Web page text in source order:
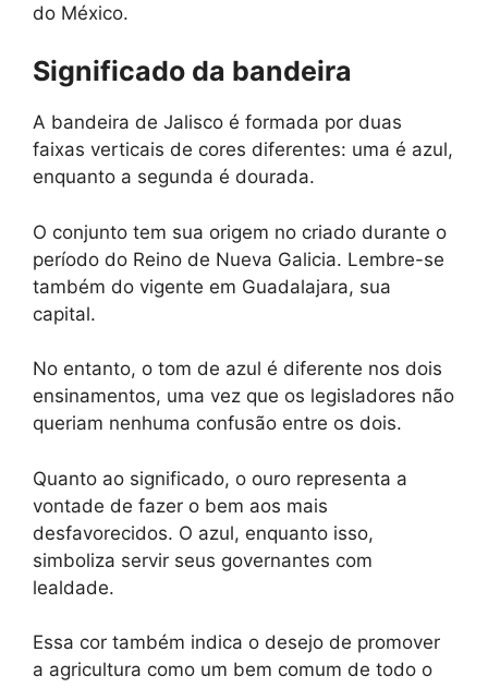
do México.
Significado da bandeira
A bandeira de Jalisco é formada por duas
faixas verticais de cores diferentes: uma é azul,
enquanto a segunda é dourada.
O conjunto tem sua origem no criado durante o
período do Reino de Nueva Galicia. Lembre-se
também do vigente em Guadalajara, sua
capital.
No entanto, o tom de azul é diferente nos dois
ensinamentos, uma vez que os legisladores não
queriam nenhuma confusão entre os dois.
Quanto ao significado, o ouro representa a
vontade de fazer o bem aos mais
desfavorecidos. O azul, enquanto isso,
simboliza servir seus governantes com
lealdade.
Essa cor também indica o desejo de promover
a agricultura como um bem comum de todo o